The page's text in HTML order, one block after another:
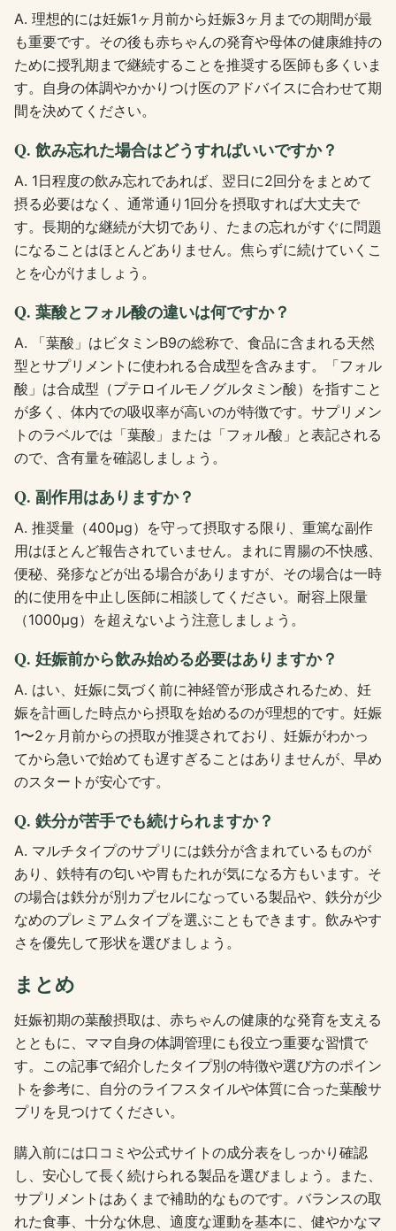
A. 理想的には妊娠1ヶ月前から妊娠3ヶ月までの期間が最
も重要です。その後も赤ちゃんの発育や母体の健康維持の
ために授乳期まで継続することを推奨する医師も多くいま
す。自身の体調やかかりつけ医のアドバイスに合わせて期
間を決めてください。
Q. 飲み忘れた場合はどうすればいいですか？
A. 1日程度の飲み忘れであれば、翌日に2回分をまとめて
摂る必要はなく、通常通り1回分を摂取すれば大丈夫で
す。長期的な継続が大切であり、たまの忘れがすぐに問題
になることはほとんどありません。焦らずに続けていくこ
とを心がけましょう。
Q. 葉酸とフォル酸の違いは何ですか？
A. 「葉酸」はビタミンB9の総称で、食品に含まれる天然
型とサプリメントに使われる合成型を含みます。「フォル
酸」は合成型（プテロイルモノグルタミン酸）を指すこと
が多く、体内での吸収率が高いのが特徴です。サプリメン
トのラベルでは「葉酸」または「フォル酸」と表記される
ので、含有量を確認しましょう。
Q. 副作用はありますか？
A. 推奨量（400μg）を守って摂取する限り、重篤な副作
用はほとんど報告されていません。まれに胃腸の不快感、
便秘、発疹などが出る場合がありますが、その場合は一時
的に使用を中止し医師に相談してください。耐容上限量
（1000μg）を超えないよう注意しましょう。
Q. 妊娠前から飲み始める必要はありますか？
A. はい、妊娠に気づく前に神経管が形成されるため、妊
娠を計画した時点から摂取を始めるのが理想的です。妊娠
1〜2ヶ月前からの摂取が推奨されており、妊娠がわかっ
てから急いで始めても遅すぎることはありませんが、早め
のスタートが安心です。
Q. 鉄分が苦手でも続けられますか？
A. マルチタイプのサプリには鉄分が含まれているものが
あり、鉄特有の匂いや胃もたれが気になる方もいます。そ
の場合は鉄分が別カプセルになっている製品や、鉄分が少
なめのプレミアムタイプを選ぶこともできます。飲みやす
さを優先して形状を選びましょう。
まとめ
妊娠初期の葉酸摂取は、赤ちゃんの健康的な発育を支える
とともに、ママ自身の体調管理にも役立つ重要な習慣で
す。この記事で紹介したタイプ別の特徴や選び方のポイン
トを参考に、自分のライフスタイルや体質に合った葉酸サ
プリを見つけてください。
購入前には口コミや公式サイトの成分表をしっかり確認
し、安心して長く続けられる製品を選びましょう。また、
サプリメントはあくまで補助的なものです。バランスの取
れた食事、十分な休息、適度な運動を基本に、健やかなマ